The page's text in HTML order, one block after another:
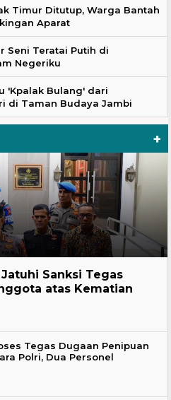
Timur Ditutup, Warga Bantah
Aparat
Seni Teratai Putih di
Negeriku
'Kpalak Bulang' dari
di Taman Budaya Jambi
+
Sanksi Tegas
atas Kematian
Tegas Dugaan Penipuan
Polri, Dua Personel